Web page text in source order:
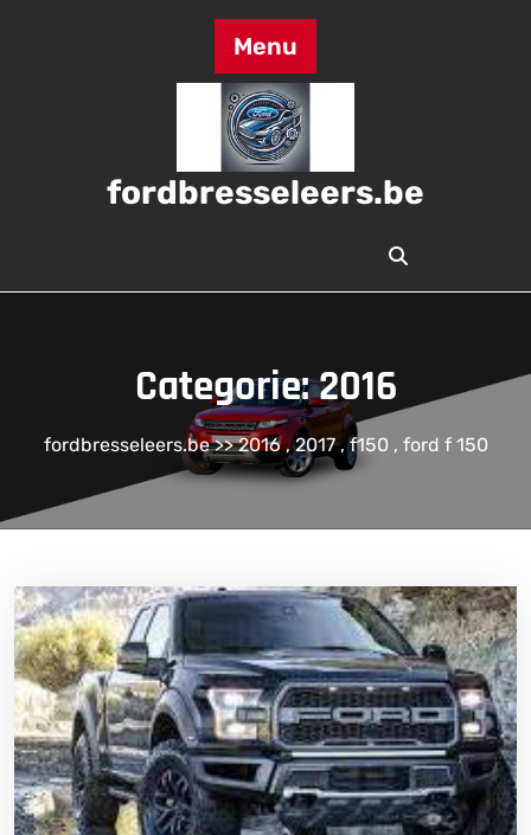
Menu
fordbresseleers.be
Categorie:2016
fordbresseleers.be>>2016,2017,f150 , ford f 150